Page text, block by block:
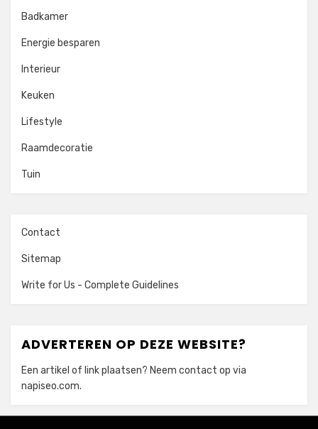
Badkamer
Energie besparen
Interieur
Keuken
Lifestyle
Raamdecoratie
Tuin
Contact
Sitemap
Write for Us - Complete Guidelines
ADVERTEREN OP DEZE WEBSITE?
Een artikel of link plaatsen? Neem contact op via
napiseo.com.